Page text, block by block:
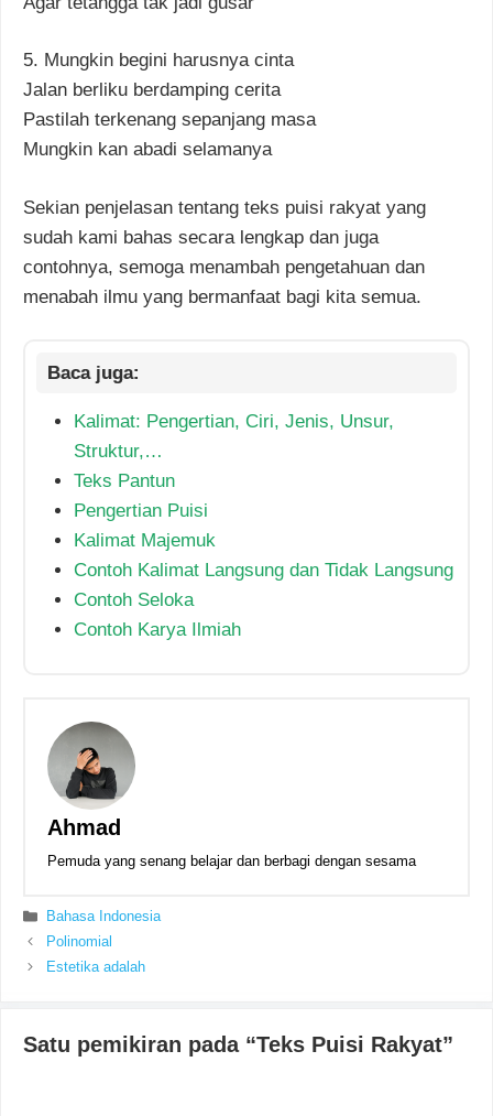
5. Mungkin begini harusnya cinta
Jalan berliku berdamping cerita
Pastilah terkenang sepanjang masa
Mungkin kan abadi selamanya
Sekian penjelasan tentang teks puisi rakyat yang
sudah kami bahas secara lengkap dan juga
contohnya, semoga menambah pengetahuan dan
menabah ilmu yang bermanfaat bagi kita semua.
Kalimat: Pengertian, Ciri, Jenis, Unsur,
Struktur,…
Teks Pantun
Pengertian Puisi
Kalimat Majemuk
Contoh Kalimat Langsung dan Tidak Langsung
Contoh Seloka
Contoh Karya Ilmiah
Ahmad
Pemuda yang senang belajar dan berbagi dengan sesama
Kategori
Bahasa Indonesia
Polinomial
Estetika adalah
Satu pemikiran pada “Teks Puisi Rakyat”